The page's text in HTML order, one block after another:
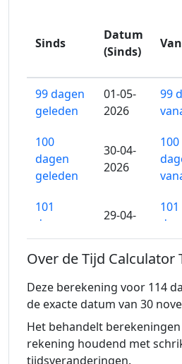
Sinds
Datum
(Sinds)
99 dagen
geleden
01-05-
2026
99
100
dagen
geleden
30-04-
2026
100
101
dagen
geleden
29-04-
101
dagen
geleden
2026
103
dagen
27-04-
103
Over de Tijd Calculator
Deze berekening voor 114
de exacte datum van 30
Het behandelt
rekening houdend met
tijdsveranderingen.